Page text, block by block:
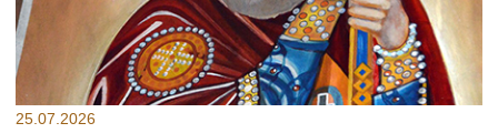
25.07.2026